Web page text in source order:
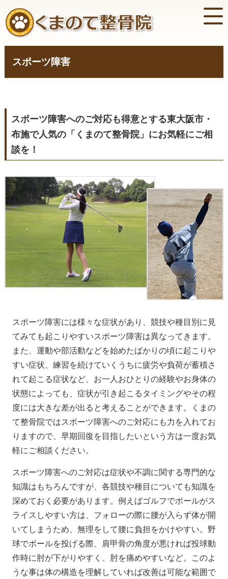
スポーツ障害
スポーツ障害へのご対応も得意とする東大阪市・
布施で人気の「くまのて整骨院」にお気軽にご相
談を！
スポーツ障害には様々な症状があり、競技や種目別に見
てみても起こりやすいスポーツ障害は異なってきます。
また、運動や部活動などを始めたばかりの頃に起こりや
すい症状、練習を続けていくうちに疲労や負荷が蓄積さ
れて起こる症状など、お一人おひとりの経験やお身体の
状態によっても、症状が引き起こるタイミングやその程
度には大きな差が出ると考えることができます。くまの
て整骨院ではスポーツ障害へのご対応にも力を入れてお
りますので、早期回復を目指したいという方は一度お気
軽にご相談ください。
スポーツ障害へのご対応は症状や不調に関する専門的な
知識はもちろんですが、各競技や種目についても知識を
深めておく必要があります。例えばゴルフでボールがス
ライスしやすい方は、フォローの際に腰が入らず体が開
いてしまうため、無理をして腰に負担をかけやすい。野
球でボールを投げる際、肩甲骨の角度が悪ければ投球動
作時に肘が下がりやすく、肘を痛めやすいなど。このよ
うな事は体の構造を理解していれば改善は可能な範囲で